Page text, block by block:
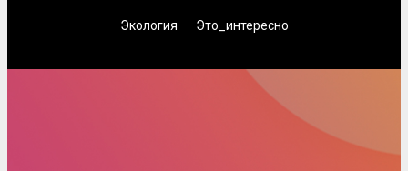
Экология Это_интересно